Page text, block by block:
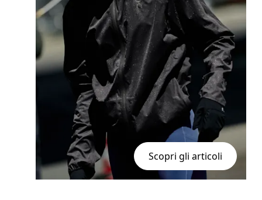
Scopri gli articoli